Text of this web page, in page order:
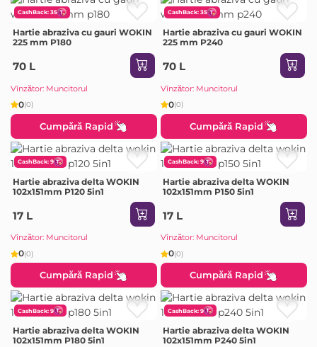
CashBack: 35
Hartie abraziva cu gauri WOKIN
225 mm P180
70 L
Vînzător: Muncitorul
0(0)
Cumpără Rapid
CashBack: 35
Hartie abraziva cu gauri WOKIN
225 mm P240
70 L
Vînzător: Muncitorul
0(0)
Cumpără Rapid
CashBack: 9
Hartie abraziva delta WOKIN
102x151mm P120 5in1
17 L
Vînzător: Muncitorul
0(0)
Cumpără Rapid
CashBack: 9
Hartie abraziva delta WOKIN
102x151mm P150 5in1
17 L
Vînzător: Muncitorul
0(0)
Cumpără Rapid
CashBack: 9
Hartie abraziva delta WOKIN
102x151mm P180 5in1
CashBack: 9
Hartie abraziva delta WOKIN
102x151mm P240 5in1